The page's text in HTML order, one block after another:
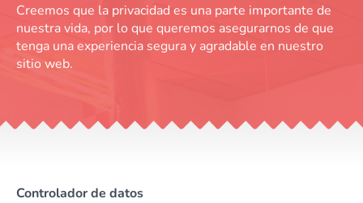
Creemos que la privacidad es una parte importante de
nuestra vida, por lo que queremos asegurarnos de que
tenga una experiencia segura y agradable en nuestro
sitio web.
Controlador de datos